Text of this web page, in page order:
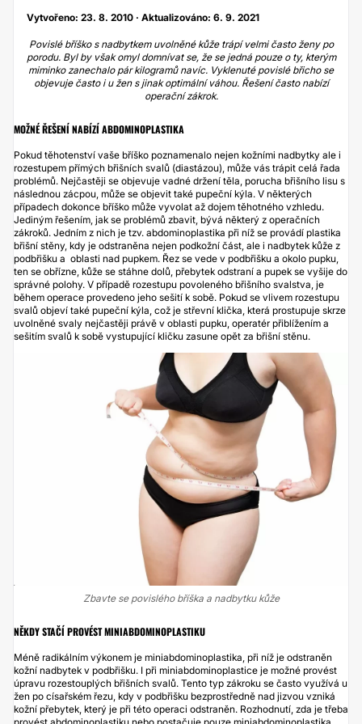
Vytvořeno: 23. 8. 2010 · Aktualizováno: 6. 9. 2021
Povislé bříško s nadbytkem uvolněné kůže trápí velmi často ženy po
porodu. Byl by však omyl domnívat se, že se jedná pouze o ty, kterým
miminko zanechalo pár kilogramů navíc. Vyklenuté povislé břicho se
objevuje často i u žen s jinak optimální váhou. Řešení často nabízí
operační zákrok.
MOŽNÉ ŘEŠENÍ NABÍZÍ ABDOMINOPLASTIKA
Pokud těhotenství vaše bříško poznamenalo nejen kožními nadbytky ale i
rozestupem přímých břišních svalů (diastázou), může vás trápit celá řada
problémů. Nejčastěji se objevuje vadné držení těla, porucha břišního lisu s
následnou zácpou, může se objevit také pupeční kýla. V některých
případech dokonce bříško může vyvolat až dojem těhotného vzhledu.
Jediným řešením, jak se problémů zbavit, bývá některý z operačních
zákroků. Jedním z nich je tzv. abdominoplastika při níž se provádí plastika
břišní stěny, kdy je odstraněna nejen podkožní část, ale i nadbytek kůže z
podbřišku a oblasti nad pupkem. Řez se vede v podbřišku a okolo pupku,
ten se obřízne, kůže se stáhne dolů, přebytek odstraní a pupek se vyšije do
správné polohy. V případě rozestupu povoleného břišního svalstva, je
během operace provedeno jeho sešití k sobě. Pokud se vlivem rozestupu
svalů objeví také pupeční kýla, což je střevní klička, která prostupuje skrze
uvolněné svaly nejčastěji právě v oblasti pupku, operatér přiblížením a
sešitím svalů k sobě vystupující kličku zasune opět za břišní stěnu.
Zbavte se povislého bříška a nadbytku kůže
NĚKDY STAČÍ PROVÉST MINIABDOMINOPLASTIKU
Méně radikálním výkonem je miniabdominoplastika, při níž je odstraněn
kožní nadbytek v podbřišku. I při miniabdominoplastice je možné provést
úpravu rozestouplých břišních svalů. Tento typ zákroku se často využívá u
žen po císařském řezu, kdy v podbřišku bezprostředně nad jizvou vzniká
kožní přebytek, který je při této operaci odstraněn. Rozhodnutí, zda je třeba